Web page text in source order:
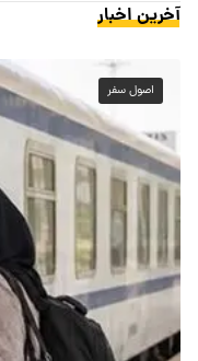
آخرین اخبار
اصول سفر